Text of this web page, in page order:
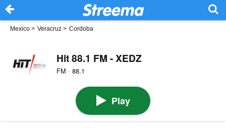
Mexico > Veracruz > Cordoba
Hit 88.1 FM - XEDZ
FM · 88.1
Play